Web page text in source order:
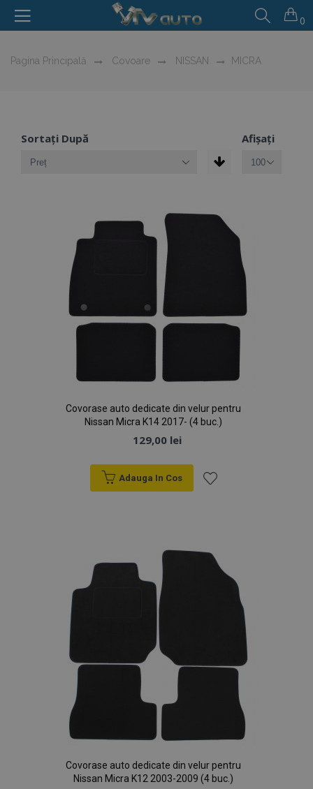
0
Pagina Principală Covoare NISSAN MICRA
Sortați După Afișați
Covorase auto dedicate din velur pentru
Nissan Micra K14 2017- (4 buc.)
129,00 lei
Adauga In Cos
Dorințe
Covorase auto dedicate din velur pentru
Nissan Micra K12 2003-2009 (4 buc.)